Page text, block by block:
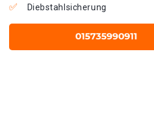
Diebstahlsicherung